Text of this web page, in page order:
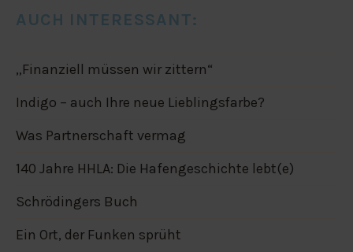
AUCH INTERESSANT:
„Finanziell müssen wir zittern“
Indigo – auch Ihre neue Lieblingsfarbe?
Was Partnerschaft vermag
140 Jahre HHLA: Die Hafengeschichte lebt(e)
Schrödingers Buch
Ein Ort, der Funken sprüht